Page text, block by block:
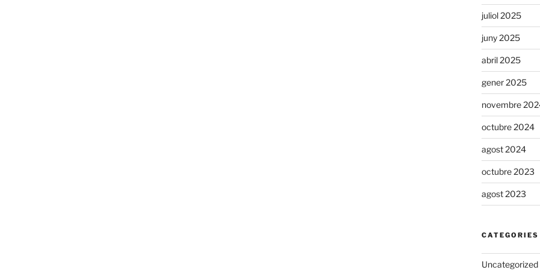
juliol 2025
juny 2025
abril 2025
gener 2025
novembre
octubre 2024
agost 2024
octubre 2023
agost 2023
CATEGORIES
Uncategorized